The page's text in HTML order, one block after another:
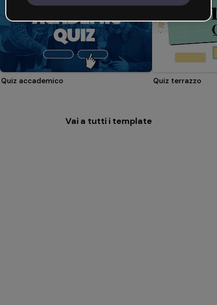
Quiz accademico Quiz terrazzo
Vai a tutti i template